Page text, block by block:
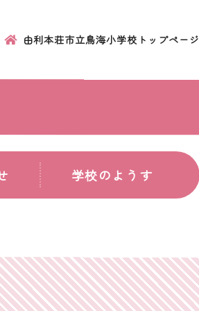
由利本荘市立鳥海小学校トップページ
学校のようす